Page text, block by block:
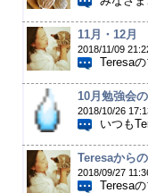
11月・12月
2018/11/09
Teresa
10月勉強会
2018/10/26
いつも
Teresaから
2018/09/27
Teresa